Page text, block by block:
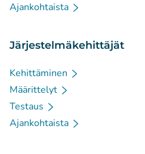
Ajankohtaista
Järjestelmäkehittäjät
Kehittäminen
Määrittelyt
Testaus
Ajankohtaista